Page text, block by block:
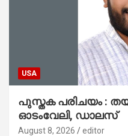
USA
പുസ്തക പരിചയം :
ഓടംവേലി, ഡാലസ്
August 8, 2026 editor